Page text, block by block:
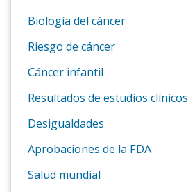
Biología del cáncer
Riesgo de cáncer
Cáncer infantil
Resultados de estudios clínicos
Desigualdades
Aprobaciones de la FDA
Salud mundial